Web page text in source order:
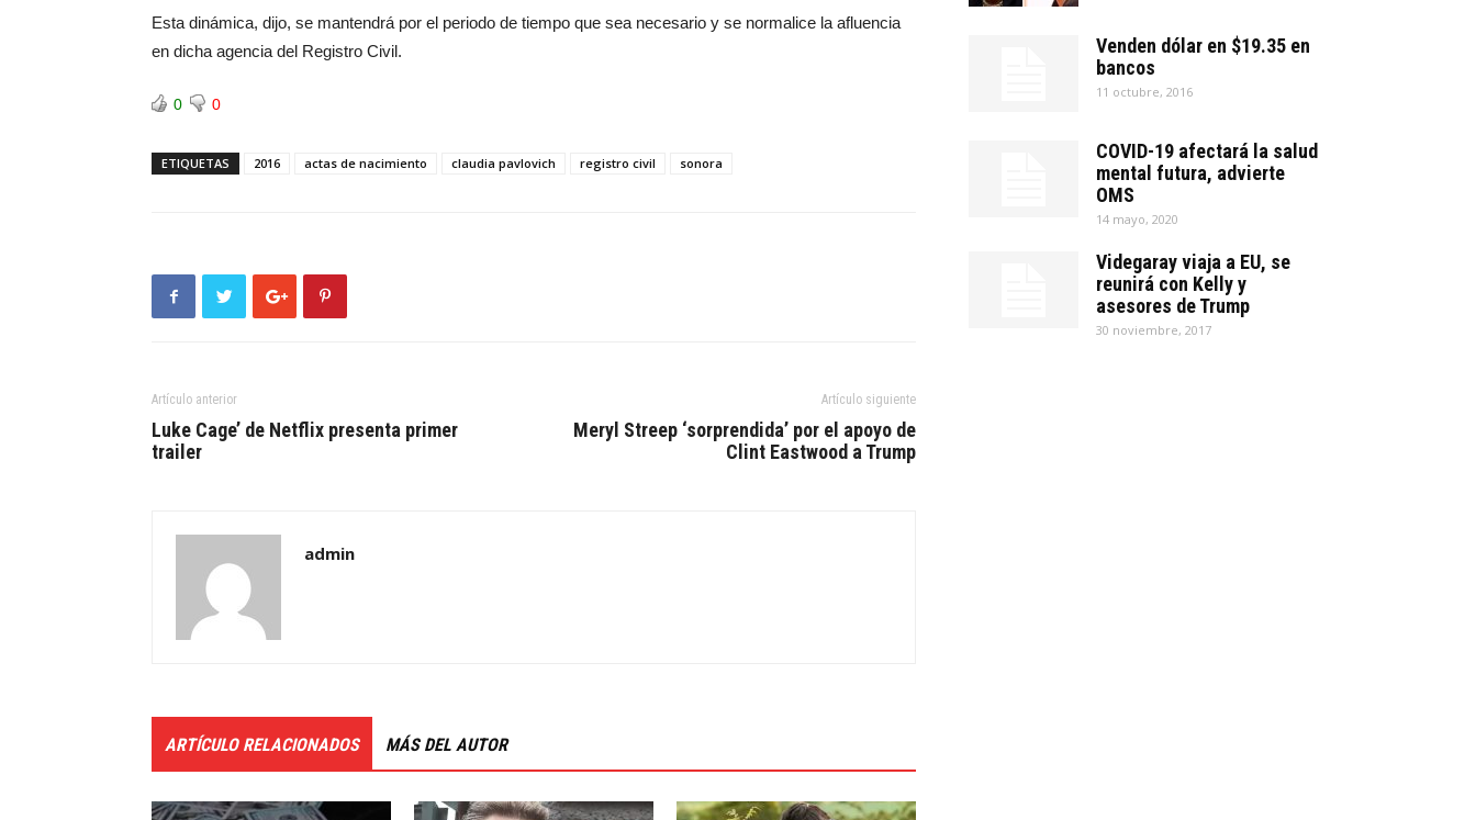
Esta dinámica, dijo, se mantendrá por el periodo de tiempo que sea necesario y se normalice la afluencia
en dicha agencia del Registro Civil.
0 0
ETIQUETAS 2016 actas de nacimiento claudia pavlovich registro civil sonora
Artículo anterior
Luke Cage’ de Netflix presenta primer
trailer
Artículo siguiente
Meryl Streep ‘sorprendida’ por el apoyo de
Clint Eastwood a Trump
admin
ARTÍCULO RELACIONADOS MÁS DEL AUTOR
Venden dólar en $19.35 en
bancos
11 octubre, 2016
COVID-19 afectará la salud
mental futura, advierte
OMS
14 mayo, 2020
Videgaray viaja a EU, se
reunirá con Kelly y
asesores de Trump
30 noviembre, 2017